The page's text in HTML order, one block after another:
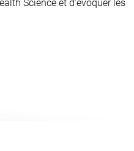
Science et d’évoquer les